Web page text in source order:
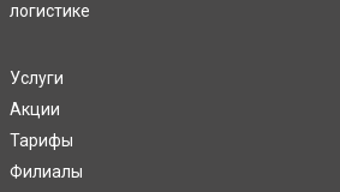
логистике
Услуги
Акции
Тарифы
Филиалы